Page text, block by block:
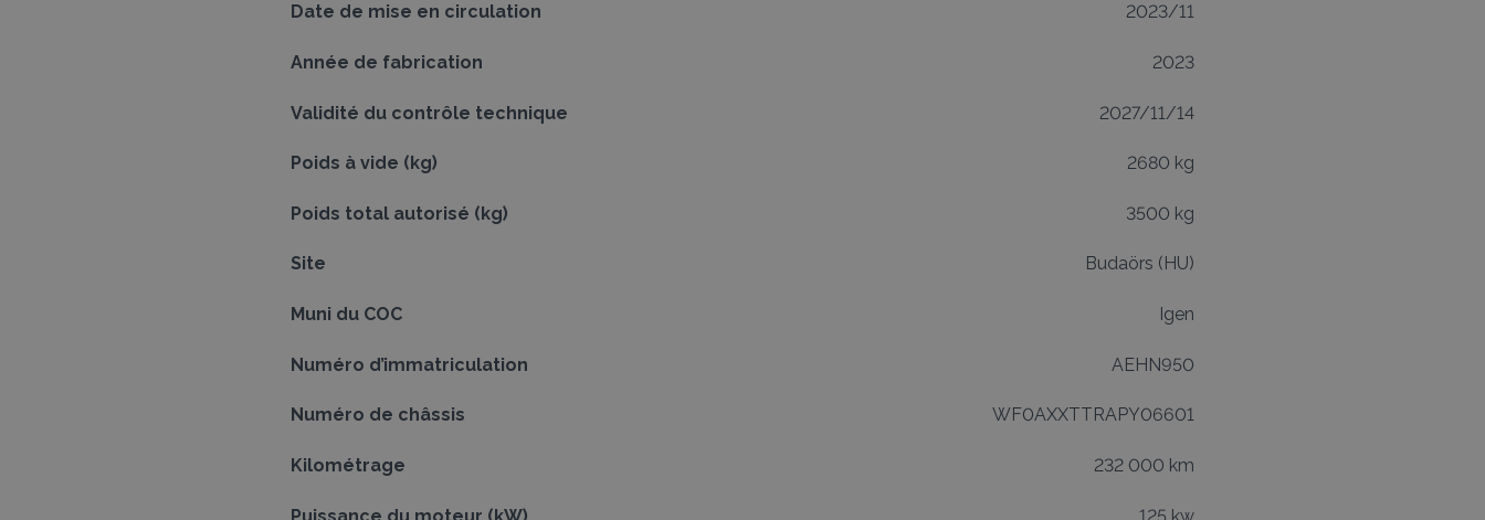
Date de mise en circulation 2023/11
Année de fabrication 2023
Validité du contrôle technique 2027/11/14
Poids à vide (kg) 2680 kg
Poids total autorisé (kg) 3500 kg
Site Budaörs (HU)
Muni du COC Igen
Numéro d’immatriculation AEHN950
Numéro de châssis WF0AXXTTRAPY06601
Kilométrage 232 000 km
Puissance du moteur (kW) 125 kw